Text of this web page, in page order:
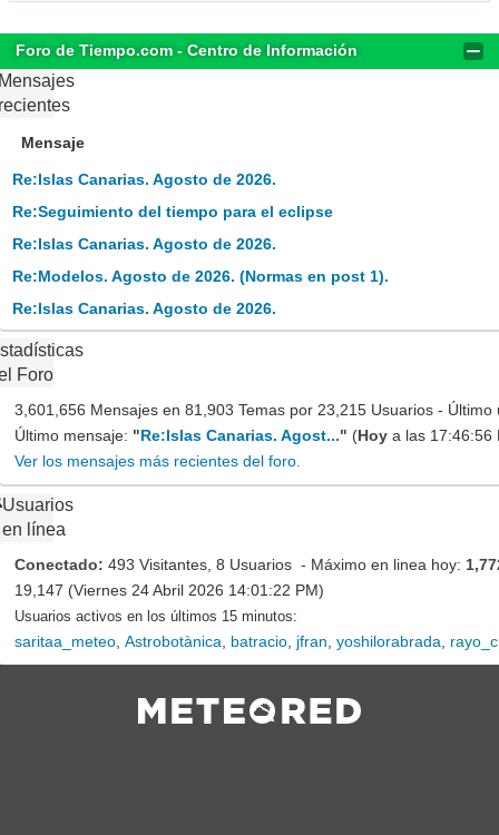
Foro de Tiempo.com - Centro de Información
Mensaje
Re:Islas Canarias. Agosto de 2026.
Re:Seguimiento del tiempo para el eclipse
Re:Islas Canarias. Agosto de 2026.
Re:Modelos. Agosto de 2026. (Normas en post 1).
Re:Islas Canarias. Agosto de 2026.
Foro
3,601,656 Mensajes en 81,903 Temas por 23,215 Usuarios -
Último mensaje: "Re:Islas Canarias. Agost..." (Hoy a las 17:46:56
Ver los mensajes más recientes del foro.
Usuarios
en línea
Conectado: 493 Visitantes, 8 Usuarios - Máximo en linea hoy:
19,147 (Viernes 24 Abril 2026 14:01:22 PM)
Usuarios activos en los últimos 15 minutos:
saritaa_meteo Astrobotànica batracio jfran yoshilorabrada